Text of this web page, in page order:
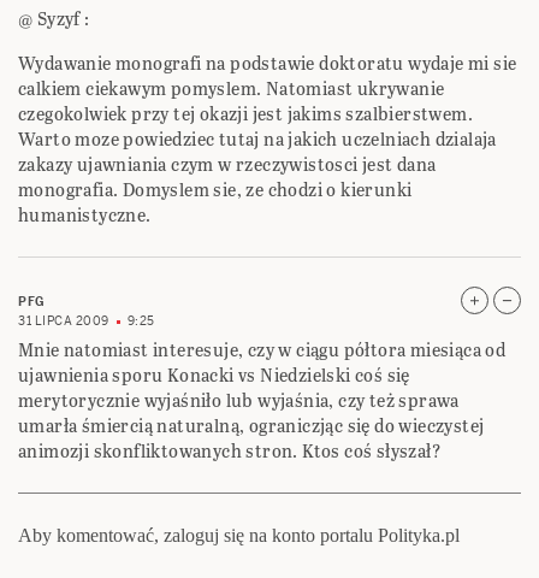
@ Syzyf :
Wydawanie monografi na podstawie doktoratu wydaje mi sie
calkiem ciekawym pomyslem. Natomiast ukrywanie
czegokolwiek przy tej okazji jest jakims szalbierstwem.
Warto moze powiedziec tutaj na jakich uczelniach dzialaja
zakazy ujawniania czym w rzeczywistosci jest dana
monografia. Domyslem sie, ze chodzi o kierunki
humanistyczne.
PFG
31 LIPCA 2009
9:25
Mnie natomiast interesuje, czy w ciągu półtora miesiąca od
ujawnienia sporu Konacki vs Niedzielski coś się
merytorycznie wyjaśniło lub wyjaśnia, czy też sprawa
umarła śmiercią naturalną, ograniczjąc się do wieczystej
animozji skonfliktowanych stron. Ktos coś słyszał?
Aby komentować, zaloguj się na konto portalu Polityka.pl